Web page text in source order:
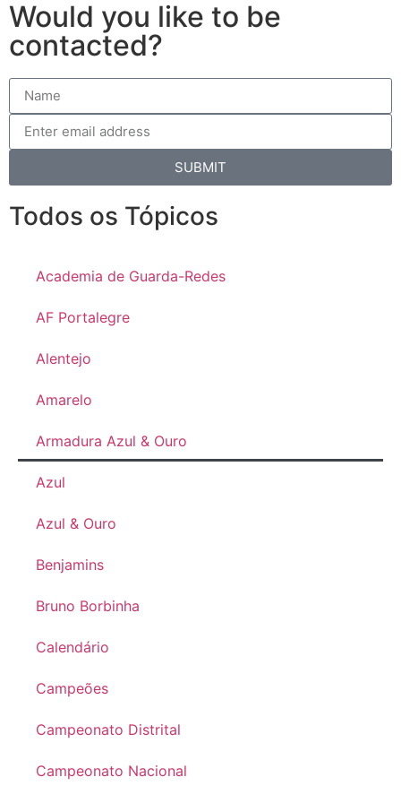
Would you like to be
contacted?
SUBMIT
Todos os Tópicos
Academia de Guarda-Redes
AF Portalegre
Alentejo
Amarelo
Armadura Azul & Ouro
Azul
Azul & Ouro
Benjamins
Bruno Borbinha
Calendário
Campeões
Campeonato Distrital
Campeonato Nacional